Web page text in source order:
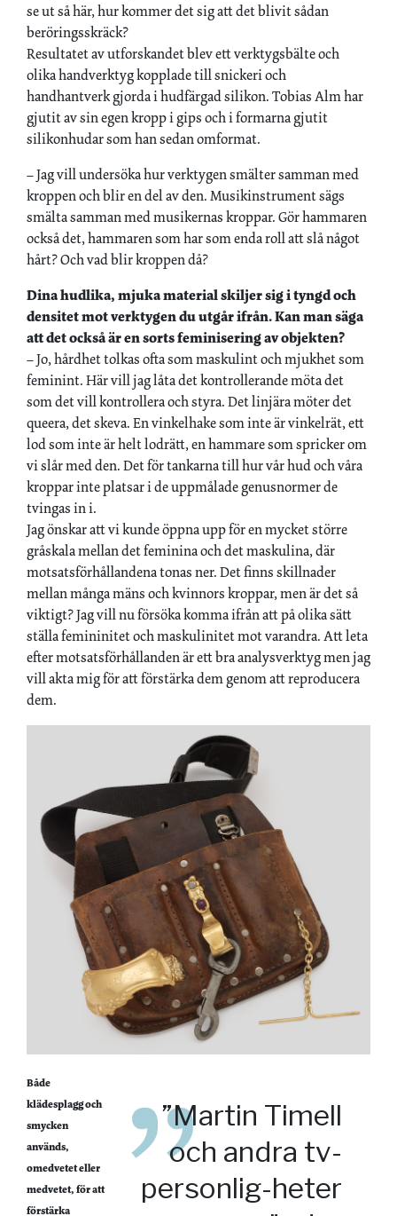
se ut så här, hur kommer det sig att det blivit sådan
beröringsskräck?
Resultatet av utforskandet blev ett verktygsbälte och
olika handverktyg kopplade till snickeri och
handhantverk gjorda i hudfärgad silikon. Tobias Alm har
gjutit av sin egen kropp i gips och i formarna gjutit
silikonhudar som han sedan omformat.
– Jag vill undersöka hur verktygen smälter samman med
kroppen och blir en del av den. Musikinstrument sägs
smälta samman med musikernas kroppar. Gör hammaren
också det, hammaren som har som enda roll att slå något
hårt? Och vad blir kroppen då?
Dina hudlika, mjuka material skiljer sig i tyngd och
densitet mot verktygen du utgår ifrån. Kan man säga
att det också är en sorts feminisering av objekten?
– Jo, hårdhet tolkas ofta som maskulint och mjukhet som
feminint. Här vill jag låta det kontrollerande möta det
som det vill kontrollera och styra. Det linjära möter det
queera, det skeva. En vinkelhake som inte är vinkelrät, ett
lod som inte är helt lodrätt, en hammare som spricker om
vi slår med den. Det för tankarna till hur vår hud och våra
kroppar inte platsar i de uppmålade genusnormer de
tvingas in i.
Jag önskar att vi kunde öppna upp för en mycket större
gråskala mellan det feminina och det maskulina, där
motsatsförhållandena tonas ner. Det finns skillnader
mellan många mäns och kvinnors kroppar, men är det så
viktigt? Jag vill nu försöka komma ifrån att på olika sätt
ställa femininitet och maskulinitet mot varandra. Att leta
efter motsatsförhållanden är ett bra analysverktyg men jag
vill akta mig för att förstärka dem genom att reproducera
dem.
”Martin Timell
och andra tv-
personlig-heter
Både
klädesplagg och
smycken
används,
omedvetet eller
medvetet, för att
förstärka